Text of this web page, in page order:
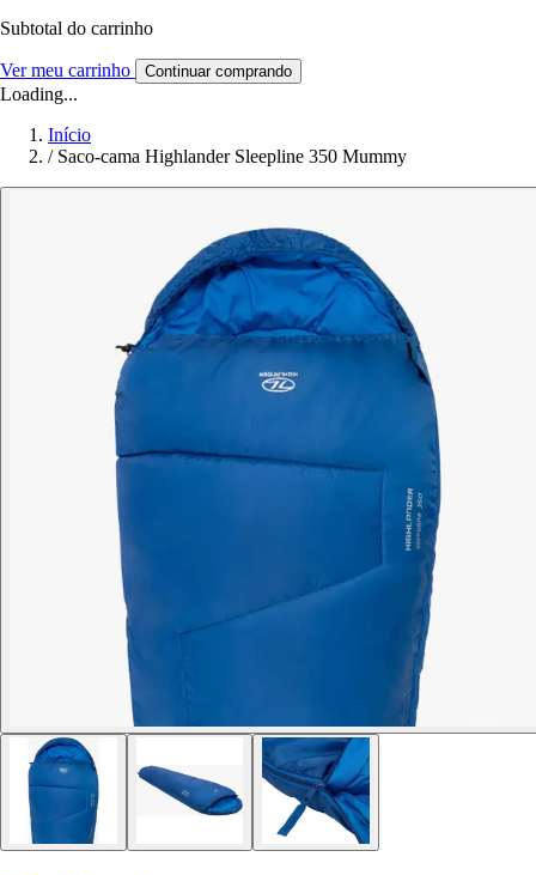
Subtotal do carrinho
Ver meu carrinho Continuar comprando
Loading...
Início
/ Saco-cama Highlander Sleepline 350 Mummy